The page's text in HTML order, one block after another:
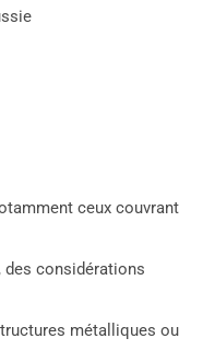
ceux couvrant
considérations
métalliques ou